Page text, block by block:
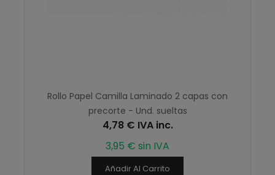
Rollo Papel Camilla Laminado 2 capas con
precorte - Und. sueltas
4,78 € IVA inc.
3,95 € sin IVA
Añadir Al Carrito